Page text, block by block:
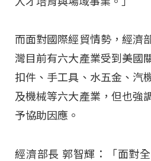
而面對國際經貿情勢，經濟
灣目前有六大產業受到美國
扣件、手工具、水五金、汽
及機械等六大產業，但也強
予協助因應。
經濟部長 郭智輝：「面對